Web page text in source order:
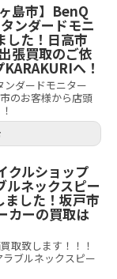
島市】BenQ
ンダードモニ
した！日高市
張買取のご依
へ！
ンダードモニター
のお客様から店頭
クルショップ
ルネックスピー
ました！坂戸市
カーの買取は
取致します！！！
ブルネックスピー